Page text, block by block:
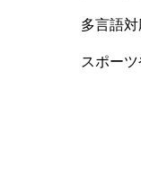
多言語
スポー